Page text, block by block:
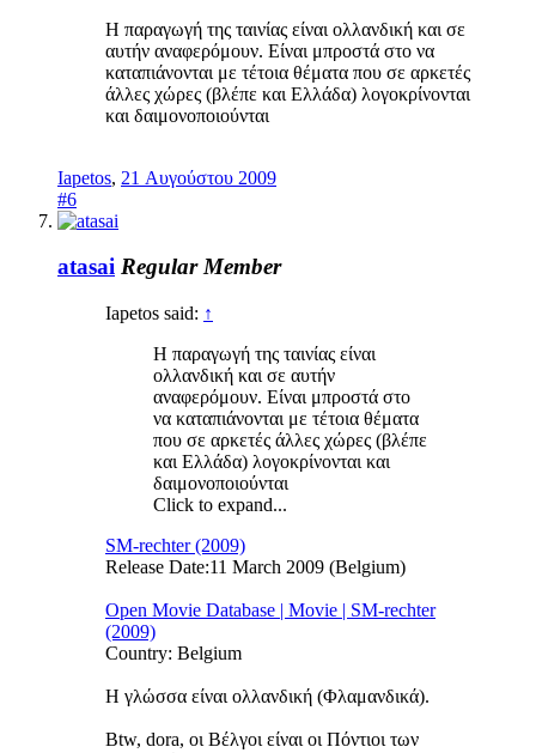
Η παραγωγή της ταινίας είναι ολλανδική και σε
αυτήν αναφερόμουν. Είναι μπροστά στο να
καταπιάνονται με τέτοια θέματα που σε αρκετές
άλλες χώρες (βλέπε και Ελλάδα) λογοκρίνονται
και δαιμονοποιούνται
Iapetos, 21 Αυγούστου 2009
#6
atasai Regular Member
Iapetos said: ↑
Η παραγωγή της ταινίας είναι
ολλανδική και σε αυτήν
αναφερόμουν. Είναι μπροστά στο
να καταπιάνονται με τέτοια θέματα
που σε αρκετές άλλες χώρες (βλέπε
και Ελλάδα) λογοκρίνονται και
δαιμονοποιούνται
Click to expand...
SM-rechter (2009)
Release Date:11 March 2009 (Belgium)
Open Movie Database | Movie | SM-rechter
(2009)
Country: Belgium
Η γλώσσα είναι oλλανδική (Φλαμανδικά).
Btw, dora, οι Βέλγοι είναι οι Πόντιοι των